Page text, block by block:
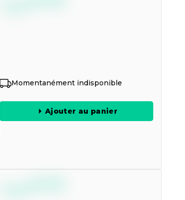
Momentanément indisponible
Ajouter au panier